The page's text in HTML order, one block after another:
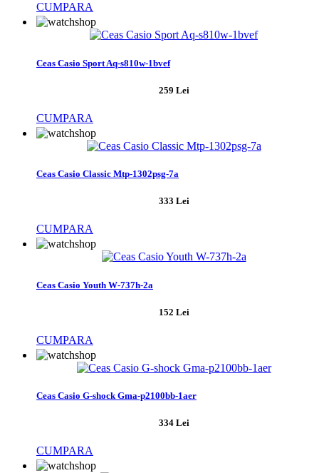
CUMPARA
Ceas Casio Sport Aq-s810w-1bvef
259 Lei
CUMPARA
Ceas Casio Classic Mtp-1302psg-7a
333 Lei
CUMPARA
Ceas Casio Youth W-737h-2a
152 Lei
CUMPARA
Ceas Casio G-shock Gma-p2100bb-1aer
334 Lei
CUMPARA